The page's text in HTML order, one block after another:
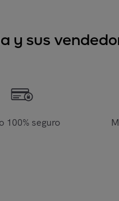
y sus
100% seguro